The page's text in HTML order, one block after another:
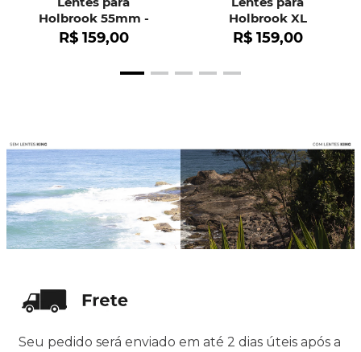
Holbrook 55mm -
OO9102
R$ 159,00
Holbrook XL
R$ 159,00
Seu pedido será enviado em até 2 dias úteis após a